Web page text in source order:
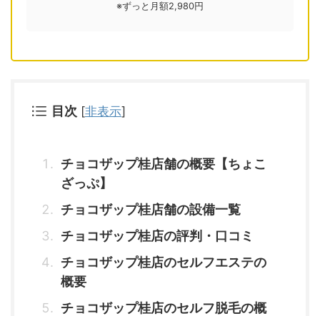
※ずっと月額2,980円
目次 [非表示]
チョコザップ桂店舗の概要【ちょこ
ざっぷ】
チョコザップ桂店舗の設備一覧
チョコザップ桂店の評判・口コミ
チョコザップ桂店のセルフエステの
概要
チョコザップ桂店のセルフ脱毛の概